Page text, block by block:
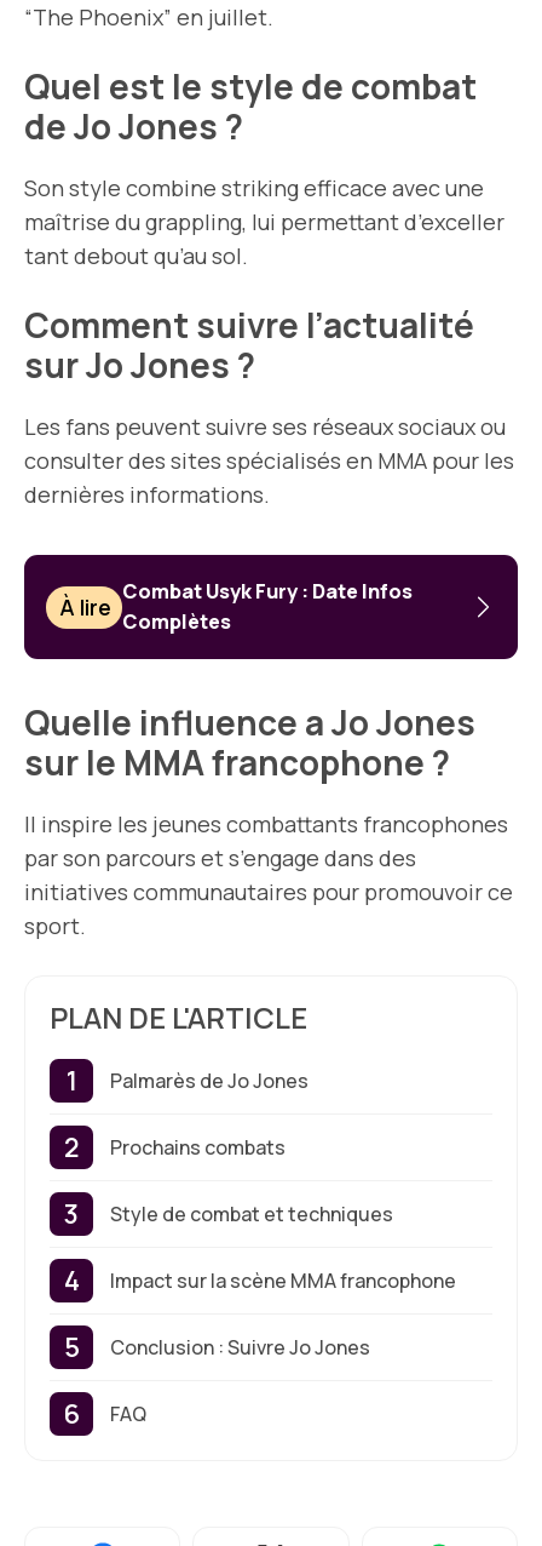
“The Phoenix” en juillet.
Quel est le style de combat
de Jo Jones ?
Son style combine striking efficace avec une
maîtrise du grappling, lui permettant d’exceller
tant debout qu’au sol.
Comment suivre l’actualité
sur Jo Jones ?
Les fans peuvent suivre ses réseaux sociaux ou
consulter des sites spécialisés en MMA pour les
dernières informations.
À lire
Combat Usyk Fury : Date Infos
Complètes
Quelle influence a Jo Jones
sur le MMA francophone ?
Il inspire les jeunes combattants francophones
par son parcours et s’engage dans des
initiatives communautaires pour promouvoir ce
sport.
PLAN DE L'ARTICLE
Palmarès de Jo Jones
Prochains combats
Style de combat et techniques
Impact sur la scène MMA francophone
Conclusion : Suivre Jo Jones
FAQ